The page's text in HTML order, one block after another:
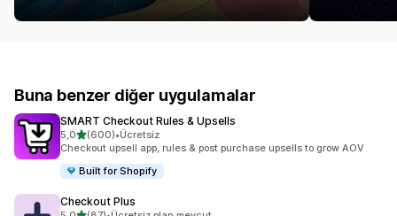
Buna benzer diğer uygulamalar
SMART Checkout Rules & Upsells
5,05 yıldız üzerinden
(600)
toplam 600 değerlendirme
•Ücretsiz
Checkout upsell app, rules & post purchase upsells to grow AOV
Built for Shopify
Checkout Plus